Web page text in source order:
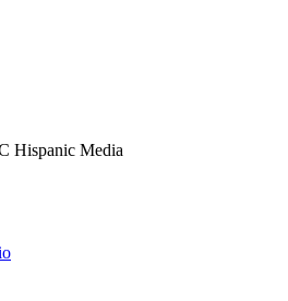
Hispanic Media